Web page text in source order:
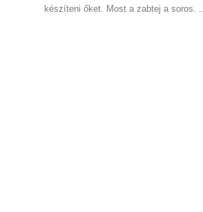
készíteni őket. Most a zabtej a soros. ...